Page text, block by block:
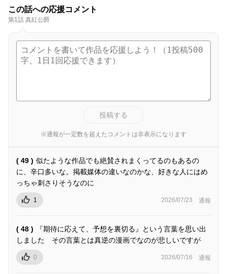
この話への応援コメント
第1話 真紅公爵
投稿する
※通報が一定数を超えたコメントは非表示になります
( 49 ) 似たような作品でも絶賛されまくってるのもあるの
に、辛口多いな。掲載媒体の違いなのかな、好きな人にはめ
っちゃ刺さりそうなのに
1 2026/07/23 通報
( 48 )
『期待に応えて、予想を裏切る』という言葉を思い出
しました その言葉とは真逆の漫画でなのが悲しいですが
0 2026/07/16 通報